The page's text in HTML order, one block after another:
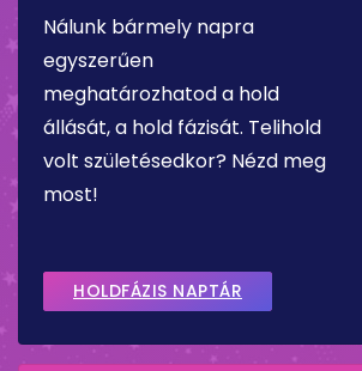
Nálunk bármely napra
egyszerűen
meghatározhatod a hold
állását, a hold fázisát. Telihold
volt születésedkor? Nézd meg
most!
HOLDFÁZIS NAPTÁR